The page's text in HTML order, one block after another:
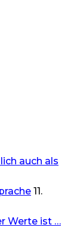
auch als
11.
Werte ist …